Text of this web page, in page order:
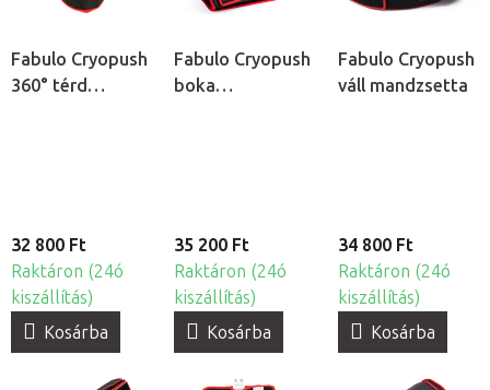
Fabulo Cryopush
360° térd
32 800 Ft
Raktáron (24ó
kiszállítás)
Kosárba
Fabulo Cryopush
boka
35 200 Ft
Raktáron (24ó
kiszállítás)
Kosárba
Fabulo Cryopush
váll mandzsetta
34 800 Ft
Raktáron (24ó
kiszállítás)
Kosárba